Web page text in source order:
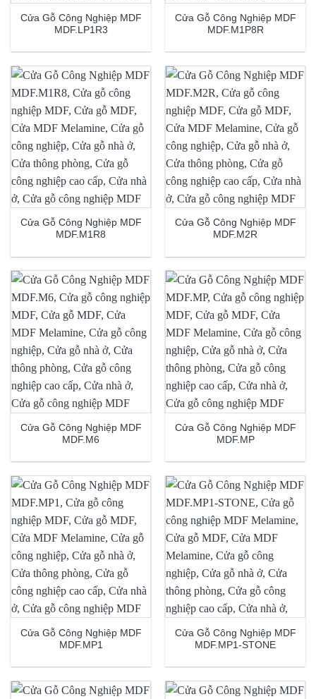
Cửa Gỗ Công Nghiệp MDF
MDF.LP1R3
Cửa Gỗ Công Nghiệp MDF
MDF.M1P8R
Cửa Gỗ Công Nghiệp MDF
MDF.M1R8
Cửa Gỗ Công Nghiệp MDF
MDF.M2R
Cửa Gỗ Công Nghiệp MDF
MDF.M6
Cửa Gỗ Công Nghiệp MDF
MDF.MP
Cửa Gỗ Công Nghiệp MDF
MDF.MP1
Cửa Gỗ Công Nghiệp MDF
MDF.MP1-STONE